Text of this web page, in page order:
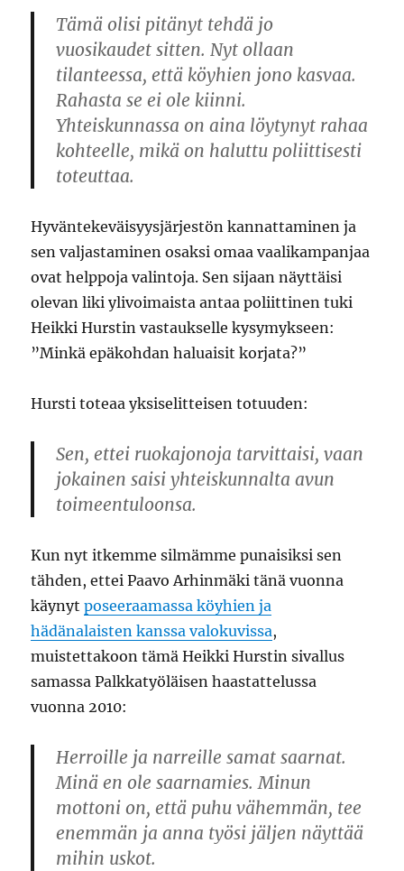
Tämä olisi pitänyt tehdä jo
vuosikaudet sitten. Nyt ollaan
tilanteessa, että köyhien jono kasvaa.
Rahasta se ei ole kiinni.
Yhteiskunnassa on aina löytynyt rahaa
kohteelle, mikä on haluttu poliittisesti
toteuttaa.
Hyväntekeväisyysjärjestön kannattaminen ja
sen valjastaminen osaksi omaa vaalikampanjaa
ovat helppoja valintoja. Sen sijaan näyttäisi
olevan liki ylivoimaista antaa poliittinen tuki
Heikki Hurstin vastaukselle kysymykseen:
”Minkä epäkohdan haluaisit korjata?”
Hursti toteaa yksiselitteisen totuuden:
Sen, ettei ruokajonoja tarvittaisi, vaan
jokainen saisi yhteiskunnalta avun
toimeentuloonsa.
Kun nyt itkemme silmämme punaisiksi sen
tähden, ettei Paavo Arhinmäki tänä vuonna
käynytposeeraamassa köyhien ja
hädänalaisten kanssa valokuvissa,
muistettakoon tämä Heikki Hurstin sivallus
samassa Palkkatyöläisen haastattelussa
vuonna 2010:
Herroille ja narreille samat saarnat.
Minä en ole saarnamies. Minun
mottoni on, että puhu vähemmän, tee
enemmän ja anna työsi jäljen näyttää
mihin uskot.